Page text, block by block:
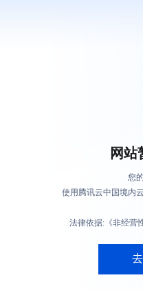
网站
您
使用腾讯云中国境内
法律依据:《非经营